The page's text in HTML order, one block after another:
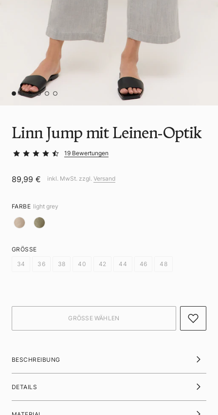
Linn Jump mit Leinen-Optik
19 Bewertungen
89,99 € inkl. MwSt. zzgl. Versand
FARBE light grey
GRÖSSE
34
36 38 40 42 44 46 48
BESCHREIBUNG
DETAILS